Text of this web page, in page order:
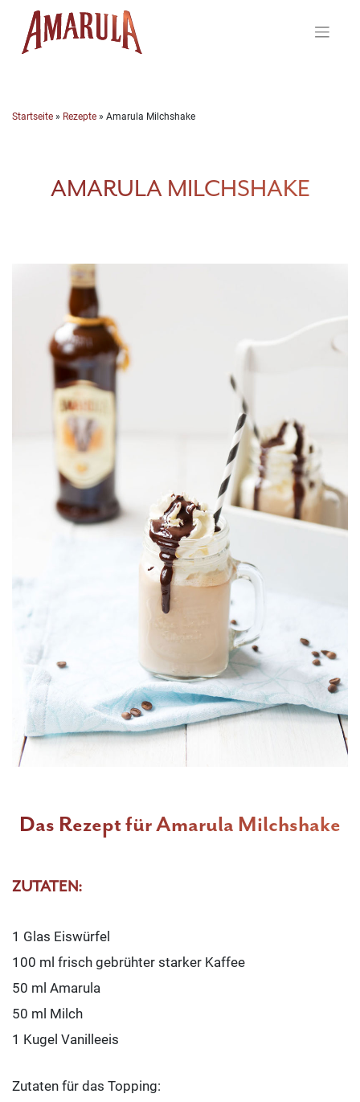
content
Startseite » Rezepte » Amarula Milchshake
AMARULA MILCHSHAKE
Das Rezept für Amarula Milchshake
ZUTATEN:
1 Glas Eiswürfel
100 ml frisch gebrühter starker Kaffee
50 ml Amarula
50 ml Milch
1 Kugel Vanilleeis
Zutaten für das Topping: